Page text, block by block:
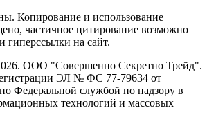
Копирование и использование
частичное цитирование возможно
гиперссылки на сайт.
ООО "Совершенно Секретно Трейд".
ЭЛ № ФС 77-79634 от
Федеральной службой по надзору в
технологий и массовых